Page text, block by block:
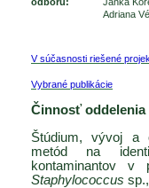
Adriana
V súčasnosti riešené
Vybrané publikácie
Činnosť oddelenia
Štúdium, vývoj a
metód na
kontaminantov v
Staphylococcus